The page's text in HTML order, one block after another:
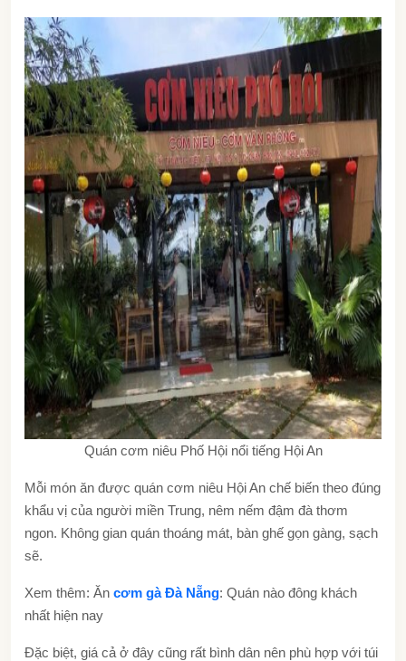
Quán cơm niêu Phố Hội nổi tiếng Hội An
Mỗi món ăn được quán cơm niêu Hội An chế biến theo đúng
khẩu vị của người miền Trung, nêm nếm đậm đà thơm
ngon. Không gian quán thoáng mát, bàn ghế gọn gàng, sạch
sẽ.
Xem thêm: Ăn cơm gà Đà Nẵng: Quán nào đông khách
nhất hiện nay
Đặc biệt, giá cả ở đây cũng rất bình dân nên phù hợp với túi